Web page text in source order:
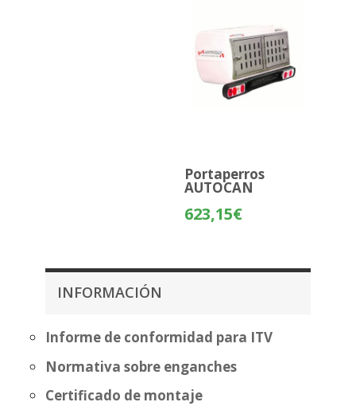
Portaperros
AUTOCAN
623,15€
INFORMACIÓN
Informe de conformidad para ITV
Normativa sobre enganches
Certificado de montaje